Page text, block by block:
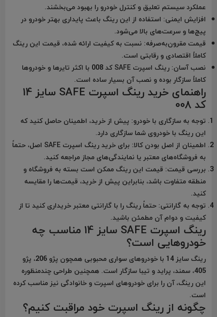
عملکرد سیستم تعلیق و کنترل خودرو را بهبود می‌بخشند.
افزایش ایمنی: استفاده از این رینگ باعث پایداری بهتر خودرو در
پیچ‌ها و سرعت‌های بالا می‌شود.
قیمت مقرون‌به‌صرفه: نسبت به کیفیت ارائه شده، قیمت این رینگ
کاملاً اقتصادی و رقابتی است.
نصب آسان:
رینگ اسپرت SAFE کد 008 با اکثر تایرها و خودروها
کاملاً سازگار بوده و نصب آن بسیار ساده است.
راهنمای خرید رینگ اسپرت SAFE سایز 14
کد 008
توجه به سازگاری با خودرو: پیش از خرید، اطمینان حاصل کنید که
این رینگ با خودروی شما سازگاری دارد.
اطمینان از اصل بودن کالا:
برای خرید رینگ اسپرت SAFE اصل، حتماً
به فروشگاه‌های معتبر یا نمایندگی‌های مجاز مراجعه کنید.
بررسی قیمت: قیمت این رینگ ممکن است بسته به فروشگاه و
منطقه متفاوت باشد، بنابراین پیش از خرید، قیمت‌ها را مقایسه
کنید.
توجه به گارانتی: حتماً رینگ را با گارانتی معتبر خریداری کنید تا از
کیفیت و دوام آن مطمئن باشید.
رینگ اسپرت SAFE سایز 14 مناسب چه
خودروهایی است؟
رینگ سایز 14 با خودروهای سواری محبوبی همچون پژو 206، پژو
405، سمند، پراید و تیبا سازگار است. همچنین طراحی چندمنظوره
این رینگ، آن را برای خودروهای اسپرت و خانوادگی نیز مناسب کرده
است.
چگونه از رینگ اسپرت خود مراقبت کنیم؟